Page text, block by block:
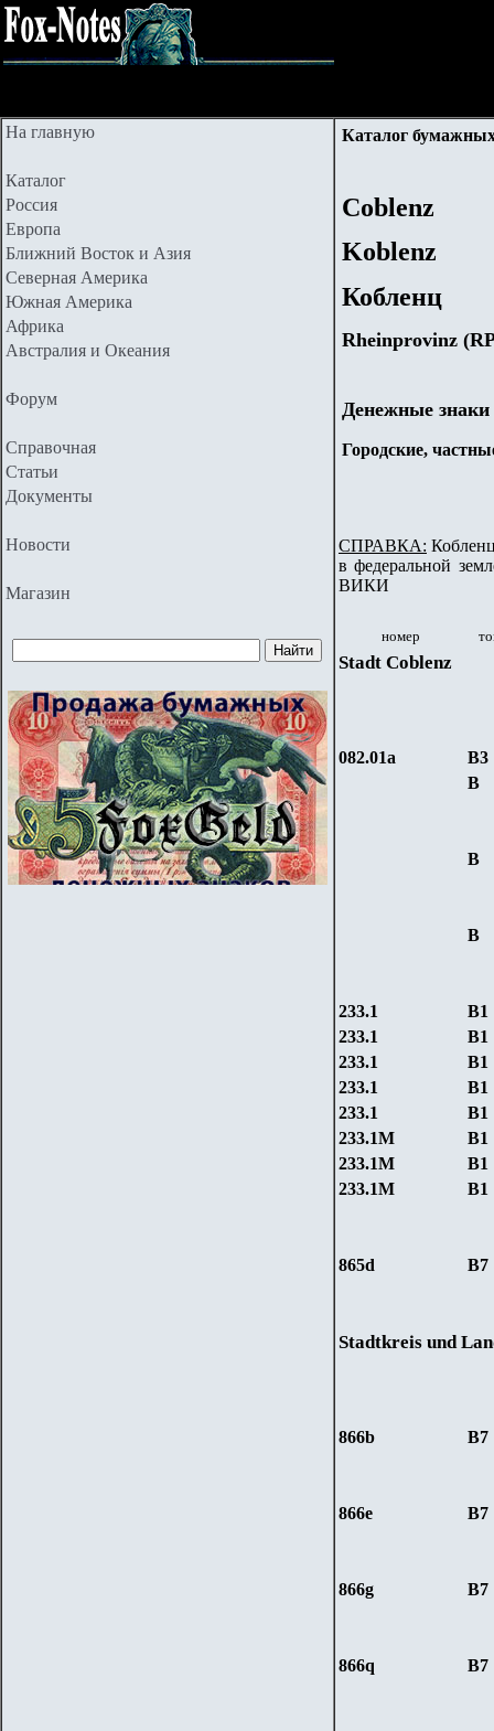
На главную
Каталог
Россия
Европа
Ближний Восток и Азия
Северная Америка
Южная Америка
Африка
Австралия и Океания
Форум
Справочная
Статьи
Документы
Новости
Магазин
Каталог
Coblenz
Koblenz
Кобленц
Rheinprovinz
Денежные знаки
Городские,
СПРАВКА:
в федеральной
ВИКИ
номер
Stadt Coblenz
082.01a
B3
B
B
B
233.1
B1
233.1
B1
233.1
B1
233.1
B1
233.1
B1
233.1M
B1
233.1M
B1
233.1M
B1
865d B7
Stadtkreis und
866b B7
866e B7
866g B7
866q B7